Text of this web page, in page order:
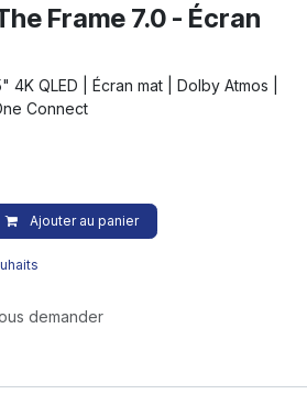
Frame 7.0 - Écran
4K QLED | Écran mat | Dolby Atmos |
Connect
Ajouter au panier
demander